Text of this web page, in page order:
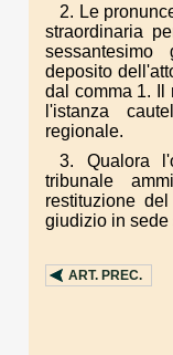
2. Le
straordinaria
deposito
dal comma 1. Il
l'istanza
regionale.
3. Qualora
tribunale
restituzione
giudizio in sede
ART. PREC.